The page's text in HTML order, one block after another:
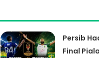
Persib
Final